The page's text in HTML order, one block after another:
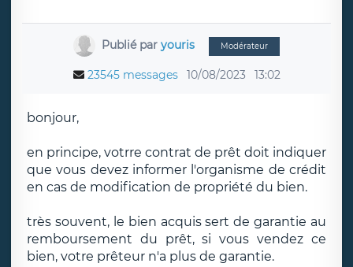
Publié par youris Modérateur
23545 messages 10/08/2023 13:02
bonjour,
en principe, votrre contrat de prêt doit indiquer
que vous devez informer l'organisme de crédit
en cas de modification de propriété du bien.
très souvent, le bien acquis sert de garantie au
remboursement du prêt, si vous vendez ce
bien, votre prêteur n'a plus de garantie.